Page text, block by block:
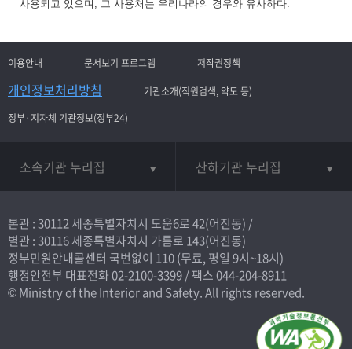
사용되고 있으며, 그 사용처는 우리나라의 경우와 유사하다.
이용안내 문서보기 프로그램 저작권정책
개인정보처리방침
기관소개(직원검색, 약도 등)
정부·지자체 기관정보(정부24)
소속기관 누리집 산하기관 누리집
본관 : 30112 세종특별자치시 도움6로 42(어진동) /
별관 : 30116 세종특별자치시 가름로 143(어진동)
정부민원안내콜센터 국번없이 110(무료, 평일 9시~18시)
행정안전부 대표전화02-2100-3399/ 팩스 044-204-8911
© Ministry of the Interior and Safety. All rights reserved.